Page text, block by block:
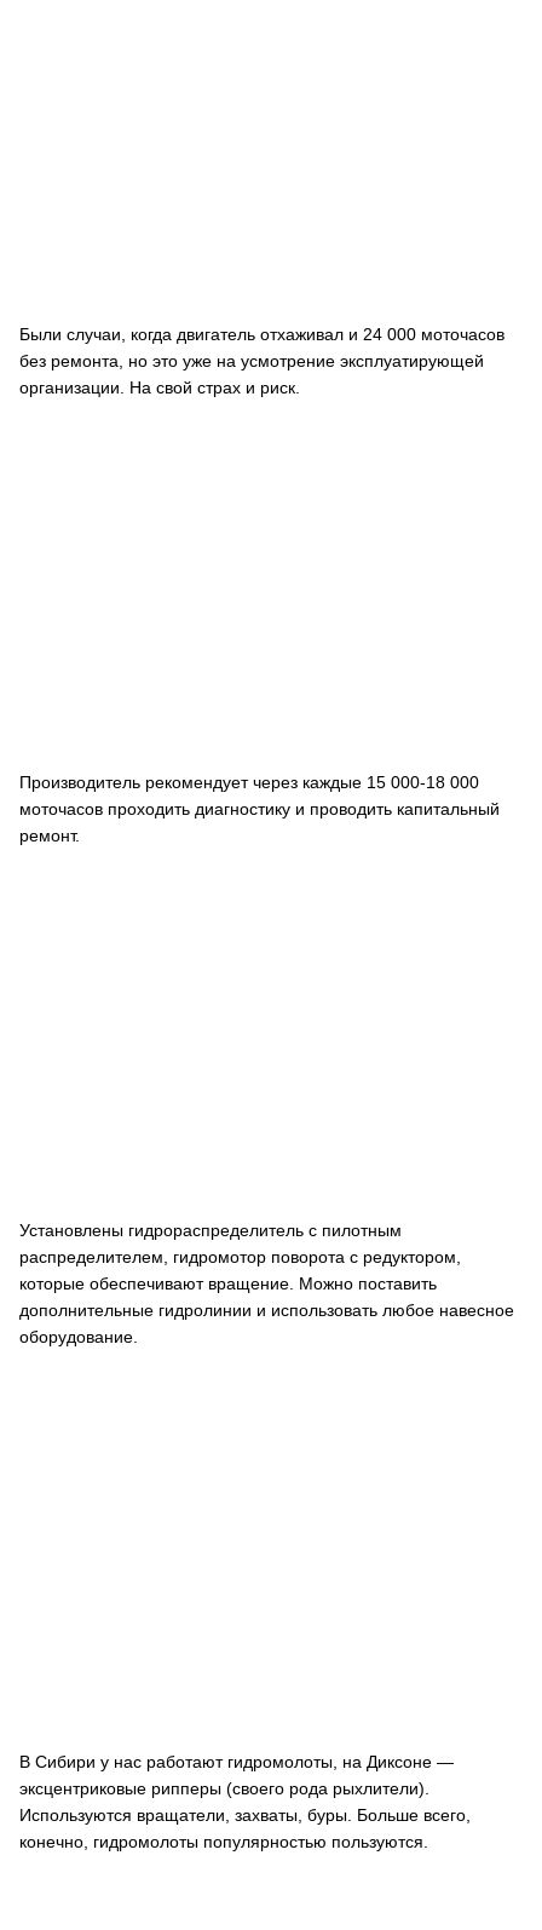
Были случаи, когда двигатель отхаживал и 24 000 моточасов
без ремонта, но это уже на усмотрение эксплуатирующей
организации. На свой страх и риск.
Производитель рекомендует через каждые 15 000-18 000
моточасов проходить диагностику и проводить капитальный
ремонт.
Установлены гидрораспределитель с пилотным
распределителем, гидромотор поворота с редуктором,
которые обеспечивают вращение. Можно поставить
дополнительные гидролинии и использовать любое навесное
оборудование.
В Сибири у нас работают гидромолоты, на Диксоне —
эксцентриковые рипперы (своего рода рыхлители).
Используются вращатели, захваты, буры. Больше всего,
конечно, гидромолоты популярностью пользуются.